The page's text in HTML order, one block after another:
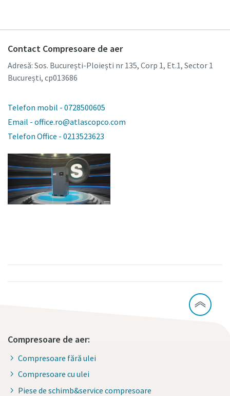
Contact Compresoare de aer
Adresă: Sos. București-Ploiești nr 135, Corp 1, Et.1, Sector 1
București, cp013686
Telefon mobil - 0728500605
Email - office.ro@atlascopco.com
Telefon Office - 0213523623
Compresoare de aer:
Compresoare fără ulei
Compresoare cu ulei
Piese de schimb&service compresoare